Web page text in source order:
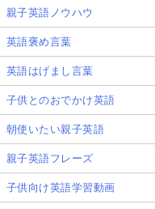
親子英語ノウハウ
英語褒め言葉
英語はげまし言葉
子供とのおでかけ英語
朝使いたい親子英語
親子英語フレーズ
子供向け英語学習動画